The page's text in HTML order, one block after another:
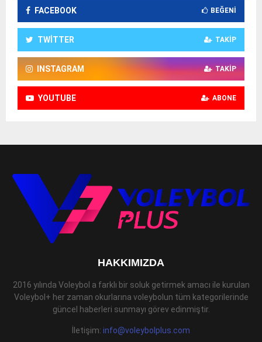
FACEBOOK BEĞENI
TWITTER TAKIP
INSTAGRAM TAKIP
YOUTUBE ABONE
HAKKIMIZDA
2016 yılında Voleybol a farklı bir soluk getirmek amacı ile kurulan
Voleybol+ her zaman okurlarına voleybolun tüm kategorilerinde
güncel haberleri sunmayı görev edinmiştir.
İletişim: info@voleybolplus.com